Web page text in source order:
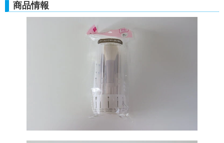
商品情報